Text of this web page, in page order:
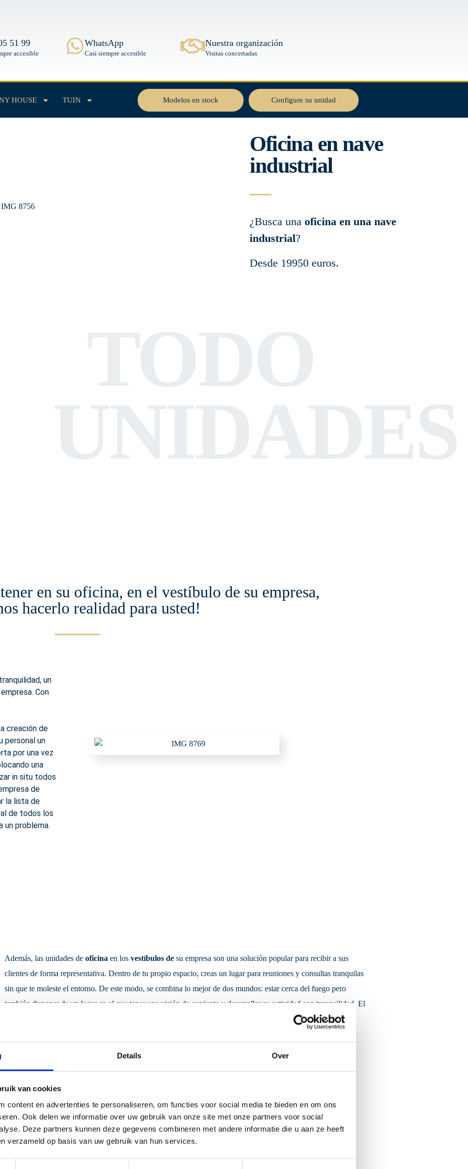
Details Over
van cookies
content en advertenties te personaliseren, om functies voor social media te bieden en om ons
Ook delen we informatie over uw gebruik van onze site met onze partners voor social
Deze partners kunnen deze gegevens combineren met andere informatie die u aan ze heeft
verzameld op basis van uw gebruik van hun services.
51 99
accesible
WhatsApp
Casi siempre accesible
Nuestra organización
Visitas concertadas
HOUSE TUIN Modelos en stock Configure su unidad
Oficina en nave
industrial
¿Busca unaoficina en una nave
industrial?
Desde 19950 euros.
UNIDADES
en su oficina, en el vestíbulo de su empresa,
hacerlo realidad para usted!
un
Con
creación de
personal un
por una vez
una
in situ todos
de
la lista de
de todos los
un problema.
Además, las unidades de oficina en los vestíbulos desu empresa son una solución popular para recibir a sus
clientes de forma representativa. Dentro de tu propio espacio, creas un lugar para reuniones y consultas tranquilas
sin que te moleste el entorno. De este modo, se combina lo mejor de dos mundos: estar cerca del fuego pero
también disponer de un lugar en el que tener una visión de conjunto y desarrollar su actividad con tranquilidad. El
tamaño, la distribución y el diseño de las unidades dependen enteramente de usted. De este modo, nos